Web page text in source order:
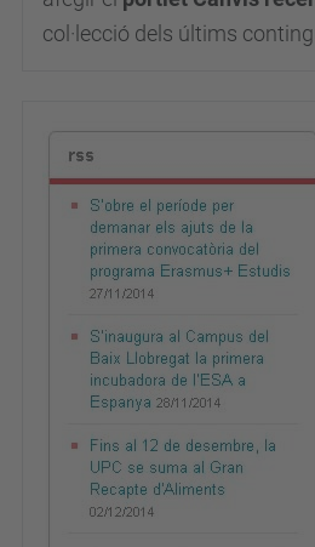
col·lecció dels últims